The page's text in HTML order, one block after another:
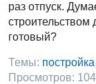
раз отпуск.
строительством
готовый?
Темы:
Просмотров: